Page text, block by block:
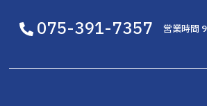
075-391-7357 営業時間